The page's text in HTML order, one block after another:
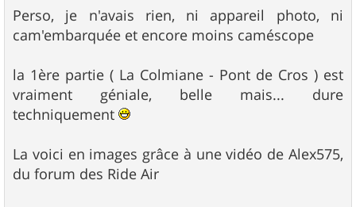
Perso, je n'avais rien, ni appareil photo, ni
cam'embarquée et encore moins caméscope
la 1ère partie ( La Colmiane - Pont de Cros ) est
vraiment géniale, belle mais... dure
techniquement
La voici en images grâce à une vidéo de Alex575,
du forum des Ride Air